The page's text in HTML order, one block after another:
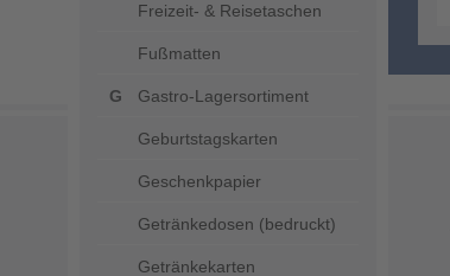
Freizeit- & Reisetaschen
Fußmatten
Gastro-Lagersortiment
Geburtstagskarten
Geschenkpapier
Getränkedosen (bedruckt)
Getränkekarten